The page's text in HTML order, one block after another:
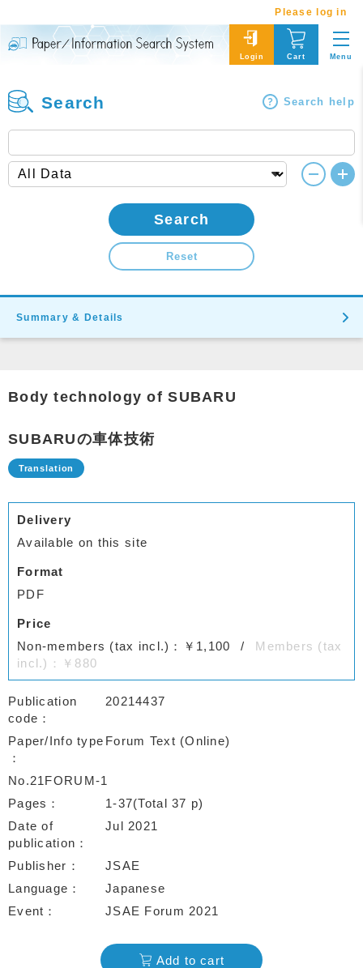
Please log in
Login Cart Menu
Search Search help
Search
Reset
Summary & Details
Body technology of SUBARU
SUBARUの車体技術
Delivery
Available on this site
Format
PDF
Price
Non-members (tax incl.)：￥1,100
Members (tax
incl.)：￥880
Publication
code
20214437
Paper/Info type Forum Text (Online)
No.21FORUM-1
Pages
1-37(Total 37 p)
Date of
publication
Jul 2021
Publisher
JSAE
Language
Japanese
Event
JSAE Forum 2021
Add to cart